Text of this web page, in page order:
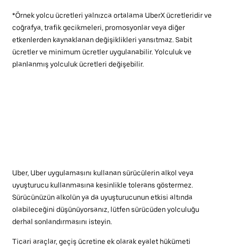
*Örnek yolcu ücretleri yalnızca ortalama UberX ücretleridir ve
coğrafya, trafik gecikmeleri, promosyonlar veya diğer
etkenlerden kaynaklanan değişiklikleri yansıtmaz. Sabit
ücretler ve minimum ücretler uygulanabilir. Yolculuk ve
planlanmış yolculuk ücretleri değişebilir.
Uber, Uber uygulamasını kullanan sürücülerin alkol veya
uyuşturucu kullanmasına kesinlikle tolerans göstermez.
Sürücünüzün alkolün ya da uyuşturucunun etkisi altında
olabileceğini düşünüyorsanız, lütfen sürücüden yolculuğu
derhal sonlandırmasını isteyin.
Ticari araçlar, geçiş ücretine ek olarak eyalet hükümeti